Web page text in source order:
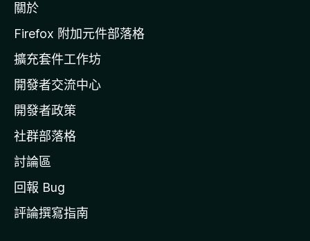
i
l
a
官
網
關於
Firefox 附加元件部落格
擴充套件工作坊
開發者交流中心
開發者政策
社群部落格
討論區
回報 Bug
評論撰寫指南